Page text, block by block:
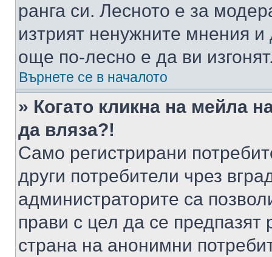
ранга си. Лесното е за
изтрият ненужните мнения
още по-лесно е да ви
Върнете се в началото
» Когато кликна на мейла
да вляза?!
Само регистрирани
други потребители чрез
администраторите са
прави с цел да се предпазят
страна на анонимни